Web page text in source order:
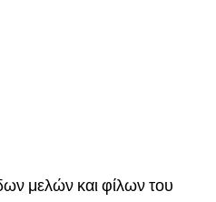
μελών και φίλων του